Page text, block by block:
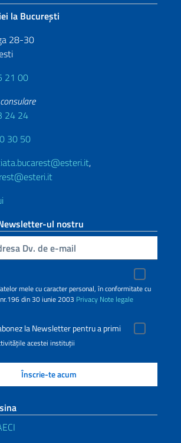
la București
28-30
21 00
24 24
30 50
,
ul nostru
mele cu caracter personal, în conformitate cu
din 30 iunie 2003 Privacy Note legale
la Newsletter pentru a primi
acestei instituții